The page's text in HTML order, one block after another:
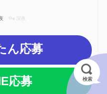
深夜
ん応募
応募 検索